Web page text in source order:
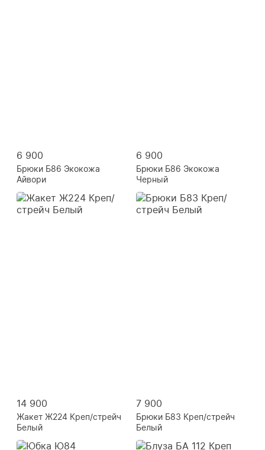
6 900
Брюки Б86 Экокожа
Айвори
6 900
Брюки Б86 Экокожа
Черный
14 900
Жакет Ж224 Креп/стрейч
Белый
7 900
Брюки Б83 Креп/стрейч
Белый